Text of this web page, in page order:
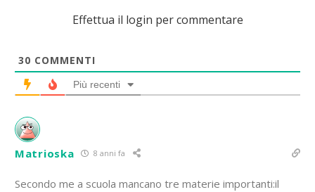
Effettua il login per commentare
30 COMMENTI
Più recenti
Matrioska 8 anni fa
Secondo me a scuola mancano tre materie importanti:il